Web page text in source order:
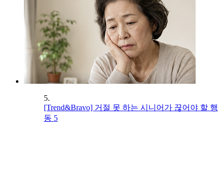
5.
[Trend&Bravo] 거절 못 하는 시니어가 끊어야 할 행
동 5